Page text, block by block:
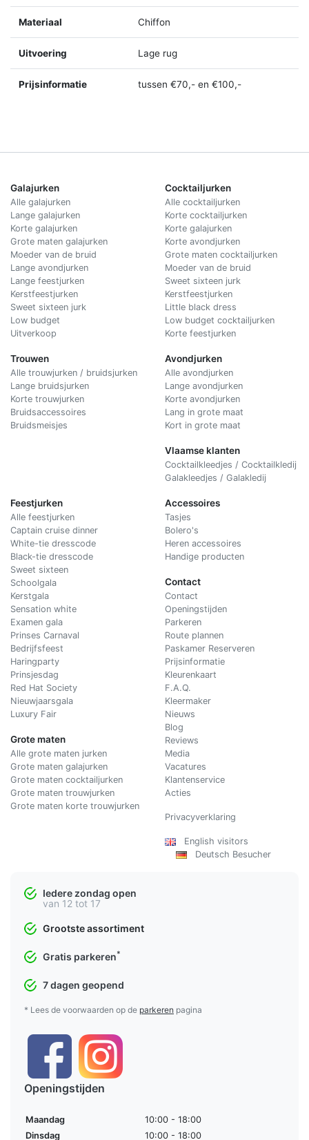
Materiaal Chiffon
Uitvoering Lage rug
Prijsinformatie tussen €70,- en €100,-
Galajurken
Alle galajurken
Lange galajurken
Korte galajurken
Grote maten galajurken
Moeder van de bruid
Lange avondjurken
Lange feestjurken
Kerstfeestjurken
Sweet sixteen jurk
Low budget
Uitverkoop
Trouwen
Alle trouwjurken / bruidsjurken
Lange bruidsjurken
Korte trouwjurken
Bruidsaccessoires
Bruidsmeisjes
Cocktailjurken
Alle cocktailjurken
Korte cocktailjurken
Korte galajurken
Korte avondjurken
Grote maten cocktailjurken
Moeder van de bruid
Sweet sixteen jurk
Kerstfeestjurken
Little black dress
Low budget cocktailjurken
Korte feestjurken
Avondjurken
Alle avondjurken
Lange avondjurken
Korte avondjurken
Lang in grote maat
Kort in grote maat
Vlaamse klanten
Cocktailkleedjes / Cocktailkledij
Galakleedjes / Galakledij
Feestjurken
Alle feestjurken
Captain cruise dinner
White-tie dresscode
Black-tie dresscode
Sweet sixteen
Schoolgala
Kerstgala
Sensation white
Examen gala
Prinses Carnaval
Bedrijfsfeest
Haringparty
Prinsjesdag
Red Hat Society
Nieuwjaarsgala
Luxury Fair
Grote maten
Alle grote maten jurken
Grote maten galajurken
Grote maten cocktailjurken
Grote maten trouwjurken
Grote maten korte trouwjurken
Accessoires
Tasjes
Bolero's
Heren accessoires
Handige producten
Contact
Contact
Openingstijden
Parkeren
Route plannen
Paskamer Reserveren
Prijsinformatie
Kleurenkaart
F.A.Q.
Kleermaker
Nieuws
Blog
Reviews
Media
Vacatures
Klantenservice
Acties
Privacyverklaring
English visitors
Deutsch Besucher
Iedere zondag open
van 12 tot 17
Grootste assortiment
Gratis parkeren*
7 dagen geopend
* Lees de voorwaarden op de parkeren pagina
Openingstijden
Maandag
10:00 - 18:00
Dinsdag
10:00 - 18:00